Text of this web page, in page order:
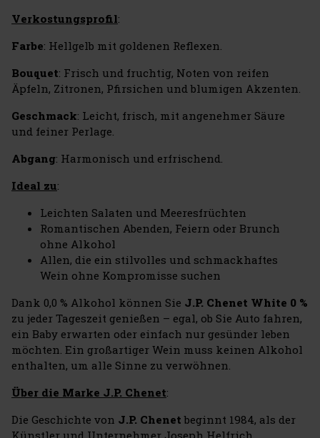
Verkostungsprofil:
Farbe: Hellgelb mit goldenen Reflexen.
Bouquet: Frisch und fruchtig, Noten von reifen
Äpfeln, Zitronen, Pfirsichen und blumigen Akzenten.
Geschmack: Leicht, frisch, mit angenehmer Säure
und feiner Perlage.
Abgang: Harmonisch und erfrischend.
Ideal zu:
Leichten Salaten und Meeresfrüchten
Romantischen Abenden, Feiern oder Brunch
ohne Alkohol
Allen, die ein stilvolles und schmackhaftes
Wein ohne Kompromisse suchen
Dank 0,0 % Alkohol können Sie J.P. Chenet White 0 %
zu jeder Tageszeit genießen – egal, ob Sie Auto fahren,
ein Baby erwarten oder einfach nur gesünder leben
möchten. Ein großartiger Wein muss keinen Alkohol
enthalten, um alle Sinne zu verwöhnen.
Über die Marke J.P. Chenet:
Die Geschichte von J.P. Chenet beginnt 1984, als der